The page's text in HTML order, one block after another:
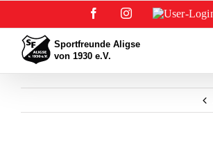
springen
FacebookInstagram
User-